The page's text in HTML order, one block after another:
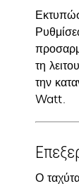
τη
την
Watt.
Ο